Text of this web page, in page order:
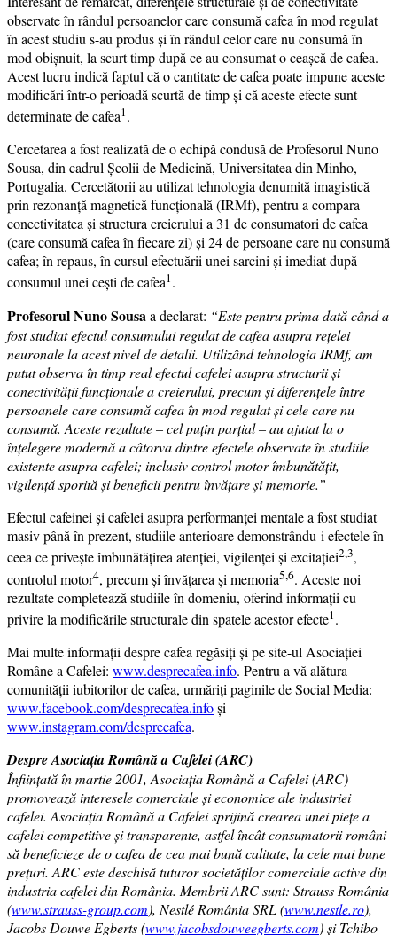
observate în rândul persoanelor care consumă cafea în mod regulat
în acest studiu s-au produs și în rândul celor care nu consumă în
mod obișnuit, la scurt timp după ce au consumat o ceașcă de cafea.
Acest lucru indică faptul că o cantitate de cafea poate impune aceste
modificări într-o perioadă scurtă de timp și că aceste efecte sunt
determinate de cafea1.
Cercetarea a fost realizată de o echipă condusă de Profesorul Nuno
Sousa, din cadrul Școlii de Medicină, Universitatea din Minho,
Portugalia. Cercetătorii au utilizat tehnologia denumită imagistică
prin rezonanță magnetică funcțională (IRMf), pentru a compara
conectivitatea și structura creierului a 31 de consumatori de cafea
(care consumă cafea în fiecare zi) și 24 de persoane care nu consumă
cafea; în repaus, în cursul efectuării unei sarcini și imediat după
consumul unei cești de cafea1.
Profesorul Nuno Sousaa declarat: “Este pentru prima dată când a
fost studiat efectul consumului regulat de cafea asupra rețelei
neuronale la acest nivel de detalii. Utilizând tehnologia IRMf, am
putut observa în timp real efectul cafelei asupra structurii și
conectivității funcționale a creierului, precum și diferențele între
persoanele care consumă cafea în mod regulat și cele care nu
consumă. Aceste rezultate – cel puțin parțial – au ajutat la o
înțelegere modernă a câtorva dintre efectele observate în studiile
existente asupra cafelei; inclusiv control motor îmbunătățit,
vigilență sporită și beneficii pentru învățare și memorie.”
Efectul cafeinei și cafelei asupra performanței mentale a fost studiat
masiv până în prezent, studiile anterioare demonstrându-i efectele în
ceea ce privește îmbunătățirea atenției, vigilenței și excitației2,3,
controlul motor4, precum și învățarea și memoria5,6. Aceste noi
rezultate completează studiile în domeniu, oferind informații cu
privire la modificările structurale din spatele acestor efecte1.
Mai multe informații despre cafea regăsiți și pe site-ul Asociației
Române a Cafelei: www.desprecafea.info. Pentru a vă alătura
comunității iubitorilor de cafea, urmăriți paginile de Social Media:
www.facebook.com/desprecafea.infoși
www.instagram.com/desprecafea.
Despre Asociaţia Română a Cafelei (ARC)
Înfiinţată în martie 2001, Asociaţia Română a Cafelei (ARC)
promovează interesele comerciale şi economice ale industriei
cafelei. Asociaţia Română a Cafelei sprijină crearea unei pieţe a
cafelei competitive şi transparente, astfel încât consumatorii români
să beneficieze de o cafea de cea mai bună calitate, la cele mai bune
preţuri. ARC este deschisă tuturor societăţilor comerciale active din
industria cafelei din România. Membrii ARC sunt: Strauss România
(www.strauss-group.com), Nestlé România SRL (www.nestle.ro),
Jacobs Douwe Egberts (www.jacobsdouweegberts.com) și Tchibo